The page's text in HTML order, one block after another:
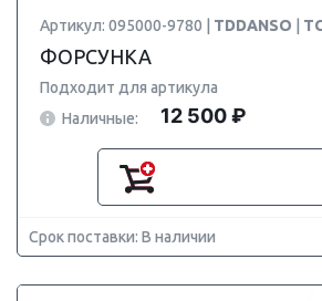
Артикул: 095000-9780 | TDDANSO
ФОРСУНКА
Подходит для артикула
Наличные:
12 500 ₽
Срок поставки: В наличии